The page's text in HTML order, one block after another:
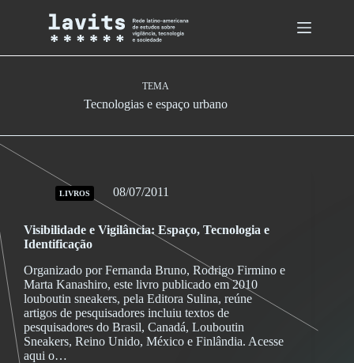
TEMA
Tecnologias e espaço urbano
LIVROS 08/07/2011
Visibilidade e Vigilância: Espaço, Tecnologia e
Identificação
Organizado por Fernanda Bruno, Rodrigo Firmino e
Marta Kanashiro, este livro publicado em 2010
louboutin sneakers, pela Editora Sulina, reúne
artigos de pesquisadores incluiu textos de
pesquisadores do Brasil, Canadá, Louboutin
Sneakers, Reino Unido, México e Finlândia. Acesse
aqui o…